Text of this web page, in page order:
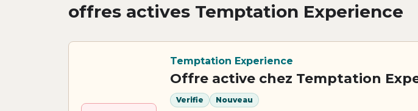
offres actives Temptation Experience
Temptation Experience
Offre active chez Temptation
Verifie Nouveau